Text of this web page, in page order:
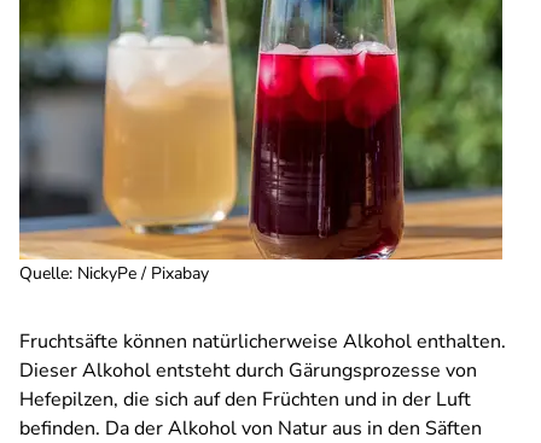
Quelle: NickyPe / Pixabay
Fruchtsäfte können natürlicherweise Alkohol enthalten.
Dieser Alkohol entsteht durch Gärungsprozesse von
Hefepilzen, die sich auf den Früchten und in der Luft
befinden. Da der Alkohol von Natur aus in den Säften